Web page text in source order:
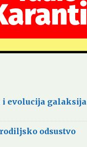
i evolucija galaksija
odsustvo